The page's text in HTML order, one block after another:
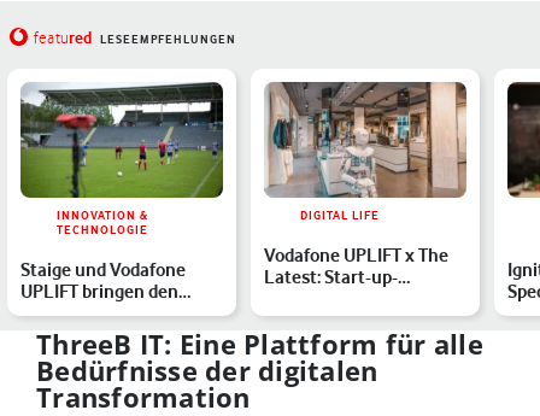
featured LESEEMPFEHLUNGEN
INNOVATION &
TECHNOLOGIE
Staige und Vodafone
UPLIFT bringen den
Vereinssport ins digitale
DIGITAL LIFE
Vodafone UPLIFT x The
Latest: Start-up-
P…
ThreeB IT: Eine Plattform für alle
Bedürfnisse der digitalen
Transformation